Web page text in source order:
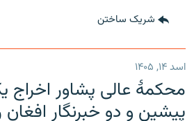
شریک ساختن
اسد ۱۴, ۱۴۰۵
محکمۀ عالی پشاور اخراج
پیشین و دو خبرنگار